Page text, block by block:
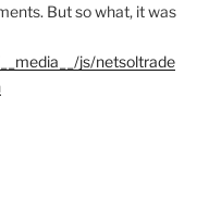
But so what, it was
js/netsoltrade